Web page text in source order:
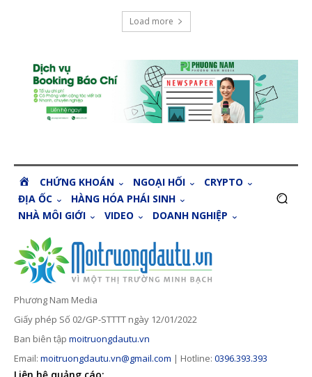
Load more
O
M
CHỨNG KHOÁN NGOẠI HỐI
CRYPTO
ĐỊA ỐC
HÀNG HÓA PHÁI SINH
NHÀ MÔI GIỚI
VIDEO DOANH NGHIỆP
Phương Nam Media
Giấy phép Số 02/GP-STTTT ngày 12/01/2022
Ban biên tập moitruongdautu.vn
Email: moitruongdautu.vn@gmail.com | Hotline: 0396.393.393
Liên hệ quảng cáo: